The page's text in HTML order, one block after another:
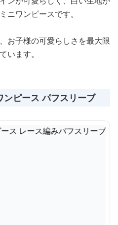
ニワンピースです。
お子様の可愛らしさを最大限
います。
ンピース パフスリーブ